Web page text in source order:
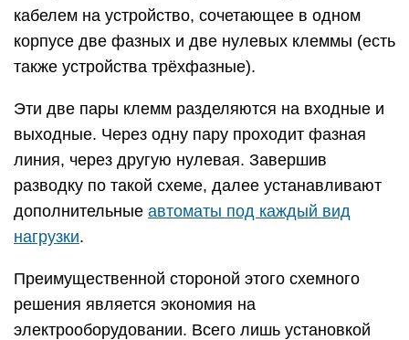
кабелем на устройство, сочетающее в одном
корпусе две фазных и две нулевых клеммы (есть
также устройства трёхфазные).
Эти две пары клемм разделяются на входные и
выходные. Через одну пару проходит фазная
линия, через другую нулевая. Завершив
разводку по такой схеме, далее устанавливают
дополнительные автоматы под каждый вид
нагрузки.
Преимущественной стороной этого схемного
решения является экономия на
электрооборудовании. Всего лишь установкой